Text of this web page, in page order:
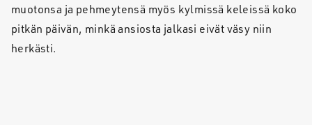
muotonsa ja pehmeytensä myös kylmissä keleissä koko
pitkän päivän, minkä ansiosta jalkasi eivät väsy niin
herkästi.